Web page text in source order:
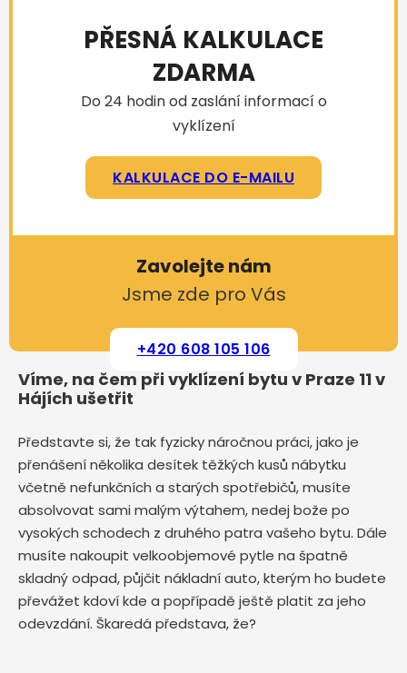
PŘESNÁ KALKULACE
ZDARMA
Do 24 hodin od zaslání informací o
vyklízení
KALKULACE DO E-MAILU
Zavolejte nám
Jsme zde pro Vás
+420 608 105 106
Víme, na čem při vyklízení bytu v Praze 11 v
Hájích ušetřit
Představte si, že tak fyzicky náročnou práci, jako je
přenášení několika desítek těžkých kusů nábytku
včetně nefunkčních a starých spotřebičů, musíte
absolvovat sami malým výtahem, nedej bože po
vysokých schodech z druhého patra vašeho bytu. Dále
musíte nakoupit velkoobjemové pytle na špatně
skladný odpad, půjčit nákladní auto, kterým ho budete
převážet kdoví kde a popřípadě ještě platit za jeho
odevzdání. Škaredá představa, že?